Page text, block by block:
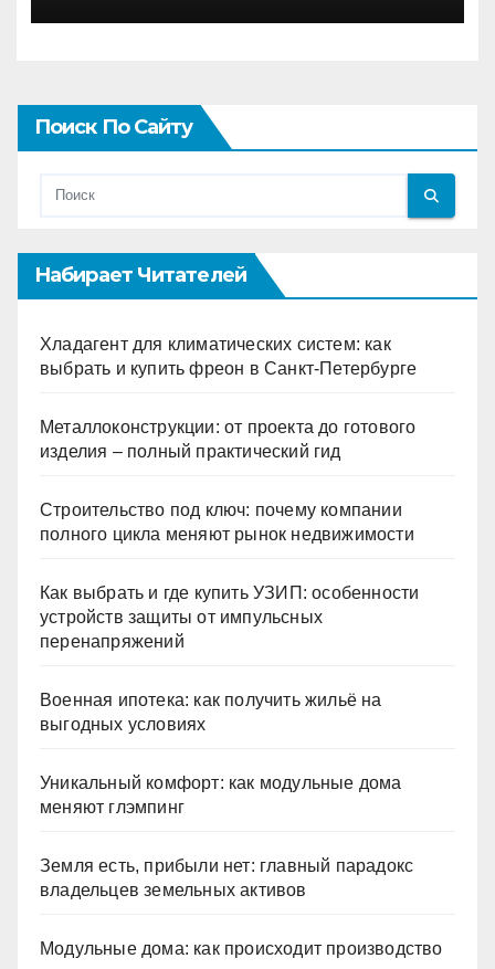
Поиск По Сайту
Набирает Читателей
Хладагент для климатических систем: как
выбрать и купить фреон в Санкт-Петербурге
Металлоконструкции: от проекта до готового
изделия – полный практический гид
Строительство под ключ: почему компании
полного цикла меняют рынок недвижимости
Как выбрать и где купить УЗИП: особенности
устройств защиты от импульсных
перенапряжений
Военная ипотека: как получить жильё на
выгодных условиях
Уникальный комфорт: как модульные дома
меняют глэмпинг
Земля есть, прибыли нет: главный парадокс
владельцев земельных активов
Модульные дома: как происходит производство